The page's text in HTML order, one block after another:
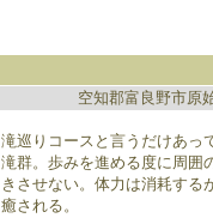
空知郡富良野市原
滝巡りコースと言うだけあっ
滝群。歩みを進める度に周囲
きさせない。体力は消耗する
癒される。